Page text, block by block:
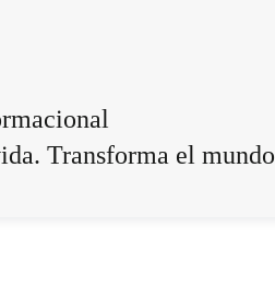
Transforma el